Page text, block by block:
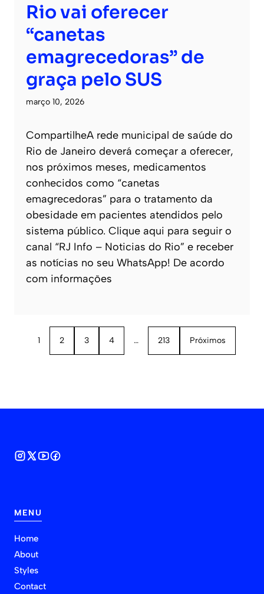
Rio vai oferecer
“canetas
emagrecedoras” de
graça pelo SUS
março 10, 2026
CompartilheA rede municipal de saúde do
Rio de Janeiro deverá começar a oferecer,
nos próximos meses, medicamentos
conhecidos como “canetas
emagrecedoras” para o tratamento da
obesidade em pacientes atendidos pelo
sistema público. Clique aqui para seguir o
canal “RJ Info – Noticias do Rio” e receber
as notícias no seu WhatsApp! De acordo
com informações
1 2 3 4 … 213 Próximos
MENU
Home
About
Styles
Contact